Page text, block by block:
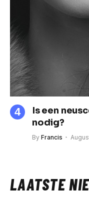
Is een
nodig?
By Francis
LAATSTE